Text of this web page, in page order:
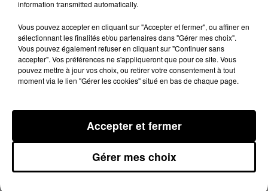
STRUCTURE SPÉCIALE RÉALISÉE
PAR LE MAÎTRE CHOCOLATIER GUY
ROUX SERA À GAGNER.
LE COMITÉ DES FÊTES À PROPOSER
DE S’ASSOCIER AU GRAND PROJET
DE LA VILLE « REVEL TOUTE
OLYMPIQUE » À L’OCCASION DU
PASSAGE DE LA FLAMME
OLYMPIQUE CE PRINTEMPS. CETTE
DYNAMIQUE SPORTIVE ET ÉTHIQUE
information transmitted automatically.
Vous pouvez accepter en cliquant sur "Accepter et fermer", ou affiner en
sélectionnant les finalités et/ou partenaires dans "Gérer mes choix".
Vous pouvez également refuser en cliquant sur "Continuer sans
accepter". Vos préférences ne s'appliqueront que pour ce site. Vous
pouvez mettre à jour vos choix, ou retirer votre consentement à tout
moment via le lien "Gérer les cookies" situé en bas de chaque page.
Gérer mes choix
Accepter et fermer